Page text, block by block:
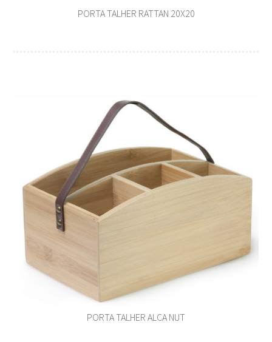
PORTA TALHER RATTAN 20X20
PORTA TALHER ALCA NUT